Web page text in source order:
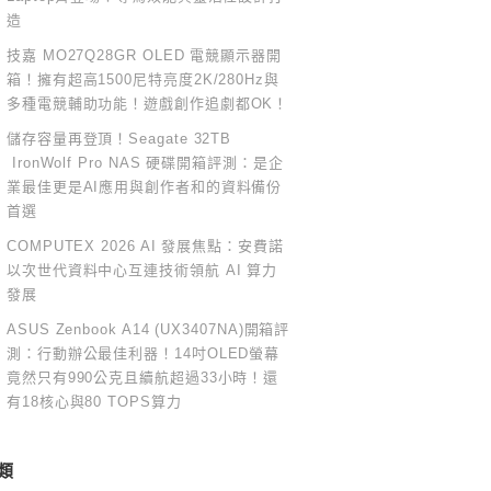
造
技嘉 MO27Q28GR OLED 電競顯示器開
箱！擁有超高1500尼特亮度2K/280Hz與
多種電競輔助功能！遊戲創作追劇都OK！
儲存容量再登頂！Seagate 32TB
IronWolf Pro NAS 硬碟開箱評測：是企
業最佳更是AI應用與創作者和的資料備份
首選
COMPUTEX 2026 AI 發展焦點：安費諾
以次世代資料中心互連技術領航 AI 算力
發展
ASUS Zenbook A14 (UX3407NA)開箱評
測：行動辦公最佳利器！14吋OLED螢幕
竟然只有990公克且續航超過33小時！還
有18核心與80 TOPS算力